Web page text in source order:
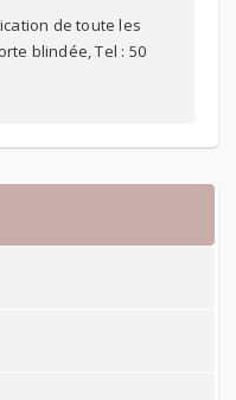
de toute les
blindée, Tel : 50